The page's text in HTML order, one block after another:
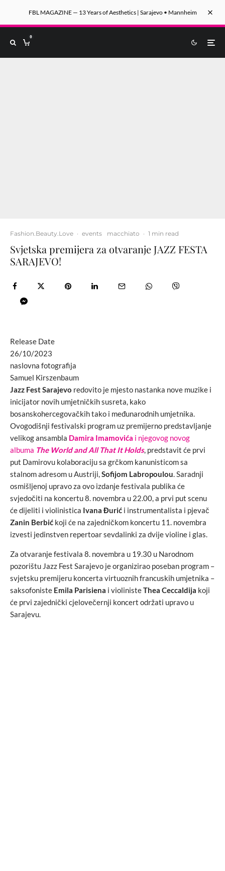
FBL MAGAZINE — 13 Years of Aesthetics | Sarajevo • Mannheim
0
Fashion.Beauty.Love · events macchiato · 1 min read
Svjetska premijera za otvaranje JAZZ FESTA
SARAJEVO!
Release Date
26/10/2023
naslovna fotografija
Samuel Kirszenbaum
Jazz Fest Sarajevo redovito je mjesto nastanka nove muzike i
inicijator novih umjetničkih susreta, kako
bosanskohercegovačkih tako i međunarodnih umjetnika.
Ovogodišnji festivalski program uz premijerno predstavljanje
velikog ansambla Damira Imamovića i njegovog novog
albuma The World and All That It Holds, predstavit će prvi
put Damirovu kolaboraciju sa grčkom kanunisticom sa
stalnom adresom u Austriji,Sofijom Labropoulou. Saradnji
osmišljenoj upravo za ovo izdanje festivala publika će
svjedočiti na koncertu 8. novembra u 22.00, a prvi put scenu
će dijeliti i violinistica Ivana Đurić i instrumentalista i pjevač
Zanin Berbić koji će na zajedničkom koncertu 11. novembra
izvesti jedinstven repertoar sevdalinki za dvije violine i glas.
Za otvaranje festivala 8. novembra u 19.30 u Narodnom
pozorištu Jazz Fest Sarajevo je organizirao poseban program –
svjetsku premijeru koncerta virtuoznih francuskih umjetnika –
saksofoniste Emila Parisiena i violinisteThea Ceccaldija koji
će prvi zajednički cjelovečernji koncert održati upravo u
Sarajevu.